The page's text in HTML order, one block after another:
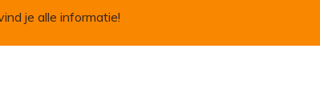
je alle informatie!